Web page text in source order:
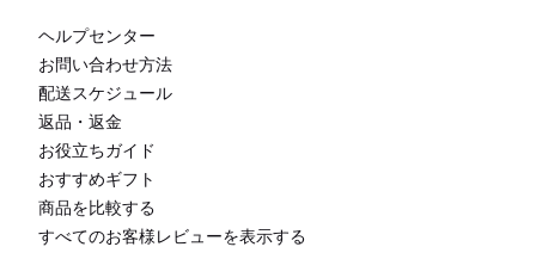
ヘルプセンター
お問い合わせ方法
配送スケジュール
返品・返金
お役立ちガイド
おすすめギフト
商品を比較する
すべてのお客様レビューを表示する